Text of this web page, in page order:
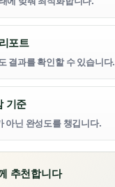
포트
결과를 확인할 수 있습니다.
기준
아닌 완성도를 챙깁니다.
추천합니다